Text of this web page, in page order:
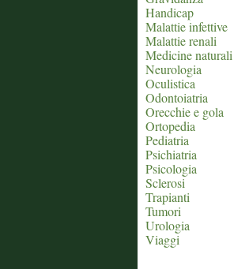
Handicap
Malattie infettive
Malattie renali
Medicine naturali
Neurologia
Oculistica
Odontoiatria
Orecchie e gola
Ortopedia
Pediatria
Psichiatria
Psicologia
Sclerosi
Trapianti
Tumori
Urologia
Viaggi